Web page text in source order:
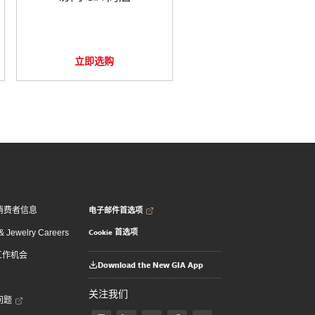
立即选购
费者信息
Jewelry Careers
作机会
题
电子邮件首选项
Cookie 首选项
Download the New GIA App
关注我们